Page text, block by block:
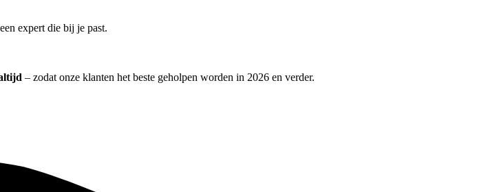
expert die bij je past.
– zodat onze klanten het beste geholpen worden in 2026 en verder.